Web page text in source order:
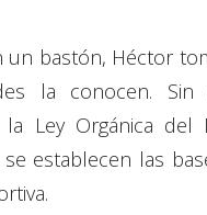
un bastón, Héctor
la conocen. Sin
Ley Orgánica
establecen las